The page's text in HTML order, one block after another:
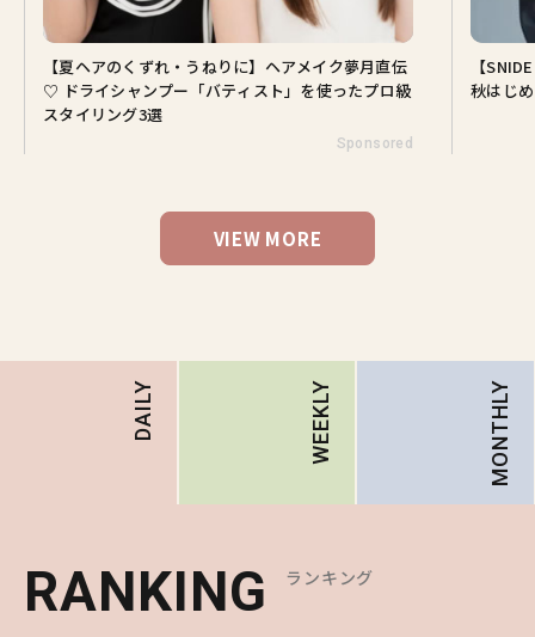
【夏ヘアのくずれ・うねりに】ヘアメイク夢月直伝
♡ ドライシャンプー「バティスト」を使ったプロ級
スタイリング3選
Sponsored
【
秋はじ
VIEW MORE
DAILY WEEKLY MONTHLY
RANKING ランキング
RANKING ランキング
RANKING ランキング